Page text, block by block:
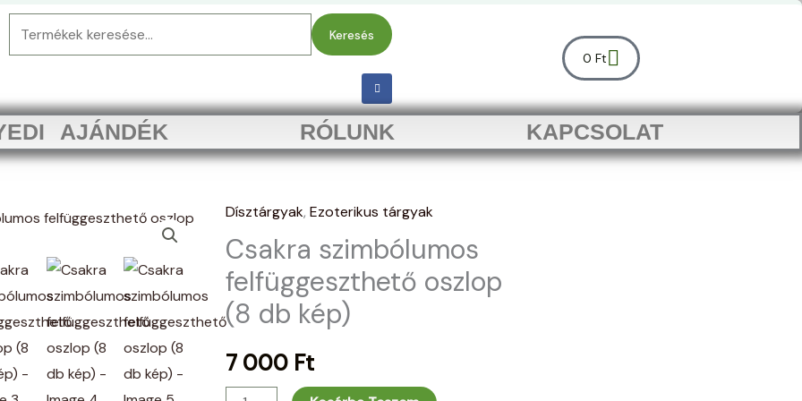
Keresés
a
Keresés
F
a
e
o
k
-
0FtKosár
AJÁNDÉK RÓLUNK KAPCSOLAT
Dísztárgyak, Ezoterikus tárgyak
Csakra szimbólumos
felfüggeszthető oszlop
(8 db kép)
7 000 Ft
Csakra
szimbólumos
felfüggeszthető
oszlop
(8
kép)